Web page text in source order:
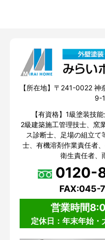
【所在地】〒241-0022
9-
【有資格】1級塗装技
2級建築施工管理技士、窯
ス診断士、足場の組立て
士、有機溶剤作業責任者
衛生責任者、
0120-
FAX:045-
営業時間
定休日：年末年始